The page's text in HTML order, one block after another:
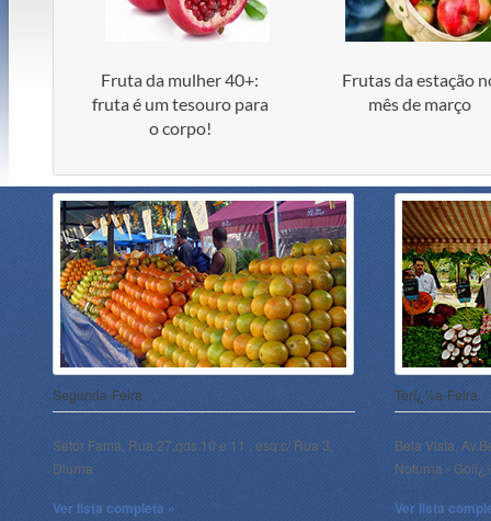
Fruta da mulher 40+:
fruta é um tesouro para
o corpo!
Frutas da estação
mês de março
Segunda-Feira
Setor Fama, Rua 27,qds.10 e 11 , esq.c/ Rua 3,
Diurna
Ver lista completa »
Terï¿½a-Feira
Bela Vista,
Noturna -
Ver lista